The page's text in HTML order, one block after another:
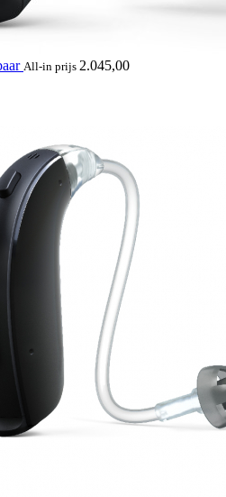
All-in prijs 2.045,00